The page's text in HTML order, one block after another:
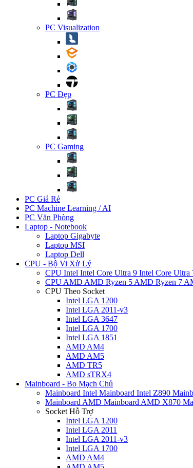
PC Visualization
PC Đẹp
PC Gaming
PC Giá Rẻ
PC Machine Learning / AI
PC Văn Phòng
Laptop - Notebook
Laptop Gigabyte
Laptop MSI
Laptop Dell
CPU - Bộ Vi Xử Lý
CPU Intel Intel Core Ultra 9 Intel Core Ultra
CPU AMD AMD Ryzen 5 AMD Ryzen 7
CPU Theo Socket
Intel LGA 1200
Intel LGA 2011-v3
Intel LGA 3647
Intel LGA 1700
Intel LGA 1851
AMD AM4
AMD AM5
AMD TR5
AMD sTRX4
Mainboard - Bo Mạch Chủ
Mainboard Intel Mainboard Intel Z890
Mainboard AMD Mainboard AMD X870
Socket Hỗ Trợ
Intel LGA 1200
Intel LGA 2011
Intel LGA 2011-v3
Intel LGA 1700
AMD AM4